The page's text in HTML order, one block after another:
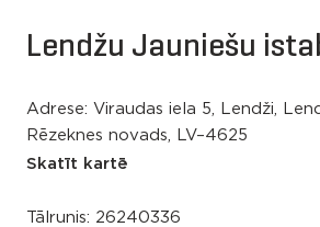
Lendžu Jauniešu
Adrese: Viraudas iela 5, Lendži,
Rēzeknes novads, LV–4625
Skatīt kartē
Tālrunis: 26240336